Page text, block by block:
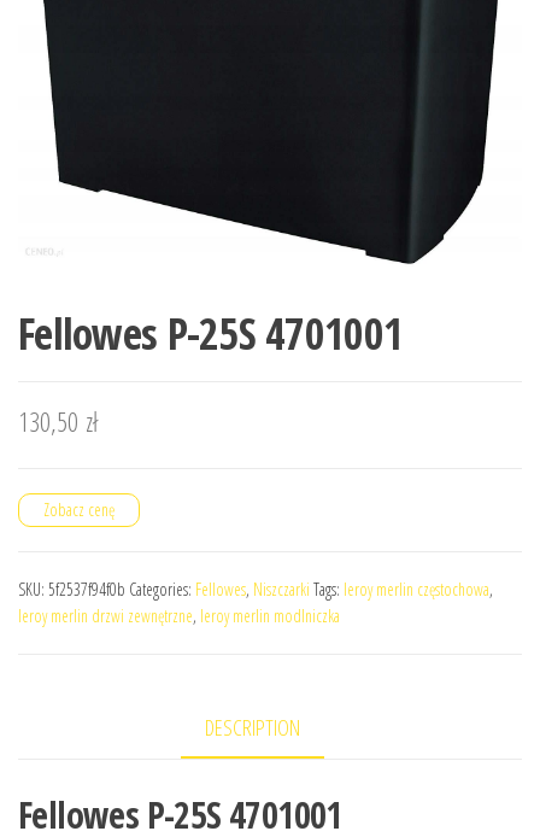
Fellowes P-25S 4701001
130,50 zł
Zobacz cenę
SKU: 5f2537f94f0b Categories: Fellowes, Niszczarki Tags: leroy merlin częstochowa,
leroy merlin drzwi zewnętrzne, leroy merlin modlniczka
DESCRIPTION
Fellowes P-25S 4701001